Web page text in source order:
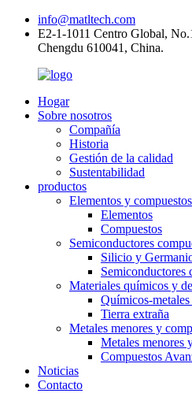
info@matltech.com
E2-1-1011 Centro Global,
Chengdu 610041, China.
Hogar
Sobre nosotros
Compañía
Historia
Gestión de la calidad
Sustentabilidad
productos
Elementos y
Elementos
Compuestos
Semiconductores
Silicio y
Semiconductores
Materiales químicos y
Químicos-
Tierra extraña
Metales menores y
Metales menores
Compuestos
Noticias
Contacto